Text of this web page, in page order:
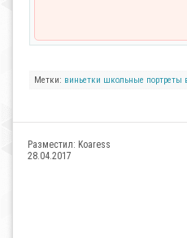
Метки: виньетки школьные портреты
Разместил: Koaress
28.04.2017